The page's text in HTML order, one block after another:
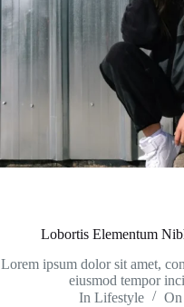
Lobortis Elementum
Lorem ipsum dolor sit amet,
eiusmod tempor
In Lifestyle On